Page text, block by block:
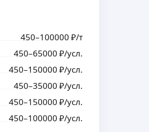
450–100000 ₽/т
450–65000 ₽/усл.
450–150000 ₽/усл.
450–35000 ₽/усл.
450–150000 ₽/усл.
450–100000 ₽/усл.